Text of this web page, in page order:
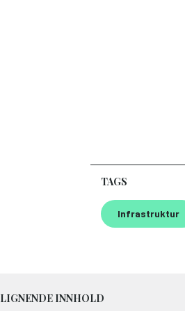
TAGS
Infrastruktur
LIGNENDE INNHOLD